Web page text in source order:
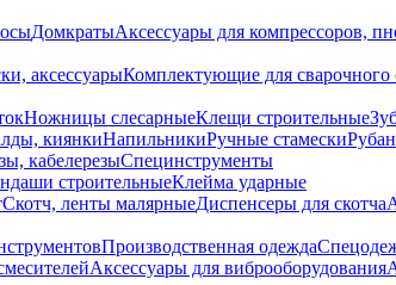
ДомкратыАксессуары для компрессоров,
аксессуарыКомплектующие для сварочного
Ножницы слесарныеКлещи строительные
киянкиНапильникиРучные стамески
кабелерезыСпецинструменты
строительныеКлейма ударные
Скотч, ленты малярныеДиспенсеры для скотча
Производственная одежда
Аксессуары для виброоборудования